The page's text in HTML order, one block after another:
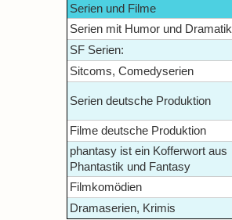
Serien und Filme
Serien mit Humor und Dramatik
SF Serien:
Sitcoms, Comedyserien
Serien deutsche Produktion
Filme deutsche Produktion
phantasy ist ein Kofferwort aus
Phantastik und Fantasy
Filmkomödien
Dramaserien, Krimis